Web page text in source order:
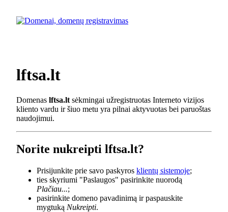
lftsa.lt
Domenas lftsa.lt sėkmingai užregistruotas Interneto vizijos
kliento vardu ir šiuo metu yra pilnai aktyvuotas bei paruoštas
naudojimui.
Norite nukreipti lftsa.lt?
Prisijunkite prie savo paskyros klientų sistemoje;
ties skyriumi "Paslaugos" pasirinkite nuorodą
Plačiau...;
pasirinkite domeno pavadinimą ir paspauskite
mygtuką Nukreipti.